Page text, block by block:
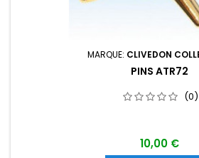
MARQUE: CLIVEDON
PINS ATR72
(0)
10,00 €